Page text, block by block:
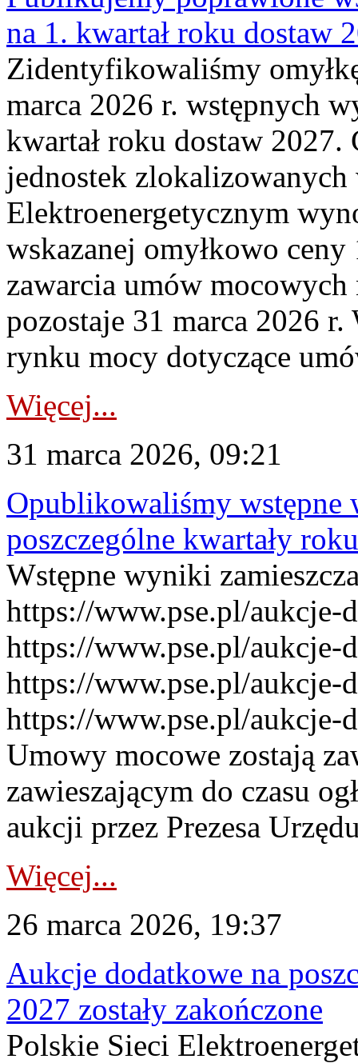
na 1. kwartał roku dostaw
Zidentyfikowaliśmy
marca 2026 r. wstępnych
kwartał roku dostaw
jednostek
Elektroenergetycznym
wskazanej omyłkowo
zawarcia umów
pozostaje 31 marca 2026
rynku mocy dotyczące
Więcej...
31 marca 2026, 09:21
Opublikowaliśmy
poszczególne kwartały
Wstępne wyniki
https://www.pse.pl/aukcje-
https://www.pse.pl/aukcje-
https://www.pse.pl/aukcje-
https://www.pse.pl/aukcje-
Umowy mocowe zostają
zawieszającym do czasu
aukcji przez Prezesa
Więcej...
26 marca 2026, 19:37
Aukcje dodatkowe na
2027 zostały zakończone
Polskie Sieci